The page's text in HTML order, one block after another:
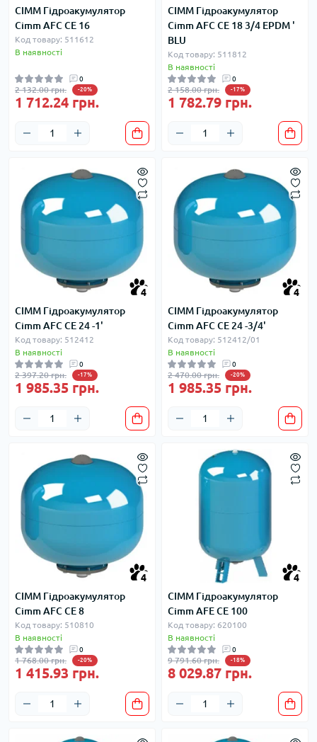
CIMM Гідроакумулятор
Cimm AFC CE 16
Код товару: 511612
В наявності
0
2 132.00 грн. -20%
1 712.24 грн.
CIMM Гідроакумулятор
Cimm AFC CE 18 3/4 EPDM '
BLU
Код товару: 511812
В наявності
0
2 158.00 грн. -17%
1 782.79 грн.
4
CIMM Гідроакумулятор
Cimm AFC CE 24 -1'
Код товару: 512412
В наявності
0
2 397.20 грн. -17%
1 985.35 грн.
4
CIMM Гідроакумулятор
Cimm AFC CE 24 -3/4'
Код товару: 512412/01
В наявності
0
2 470.00 грн. -20%
1 985.35 грн.
4
CIMM Гідроакумулятор
Cimm AFC CE 8
Код товару: 510810
В наявності
0
1 768.00 грн. -20%
1 415.93 грн.
4
CIMM Гідроакумулятор
Cimm AFE CE 100
Код товару: 620100
В наявності
0
9 791.60 грн. -18%
8 029.87 грн.